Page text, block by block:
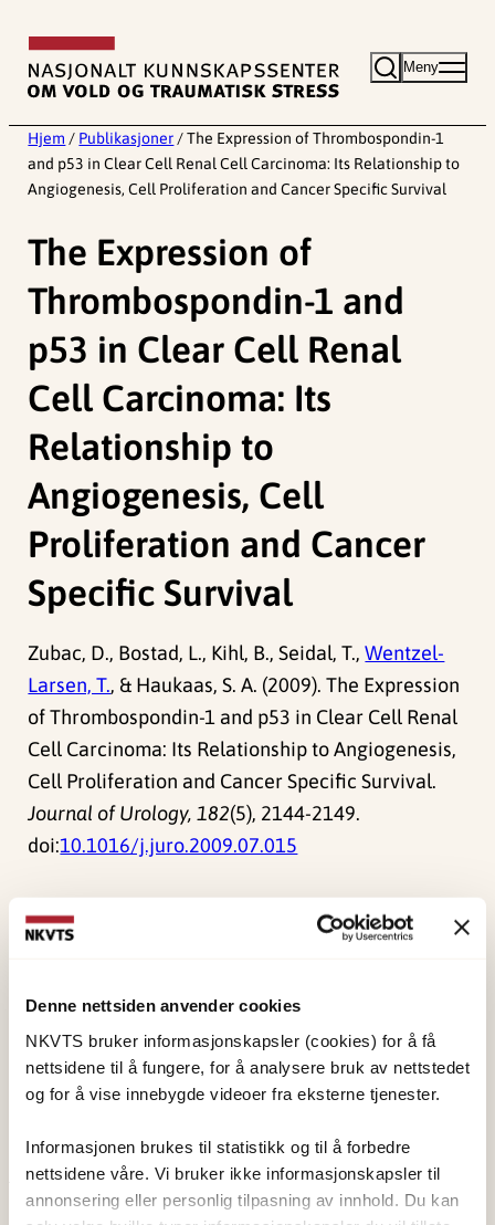
Denne nettsiden anvender cookies
NKVTS bruker informasjonskapsler (cookies) for å få
nettsidene til å fungere, for å analysere bruk av nettstedet
og for å vise innebygde videoer fra eksterne tjenester.
Informasjonen brukes til statistikk og til å forbedre
nettsidene våre. Vi bruker ikke informasjonskapsler til
annonsering eller personlig tilpasning av innhold. Du kan
innhold
Meny
Hjem / Publikasjoner / The Expression of Thrombospondin-1
and p53 in Clear Cell Renal Cell Carcinoma: Its Relationship to
Angiogenesis, Cell Proliferation and Cancer Specific Survival
The Expression of
Thrombospondin-1 and
p53 in Clear Cell Renal
Cell Carcinoma: Its
Relationship to
Angiogenesis, Cell
Proliferation and Cancer
Specific Survival
Zubac, D., Bostad, L., Kihl, B., Seidal, T.,Wentzel-
Larsen, T., & Haukaas, S. A. (2009). The Expression
of Thrombospondin-1 and p53 in Clear Cell Renal
Cell Carcinoma: Its Relationship to Angiogenesis,
Cell Proliferation and Cancer Specific Survival.
Journal of Urology, 182(5), 2144-2149.
doi:10.1016/j.juro.2009.07.015
Forskerne
Wentzel-Larsen, Tore
Forsker emeritus
Vis profil
Publisert:19. mars 2026